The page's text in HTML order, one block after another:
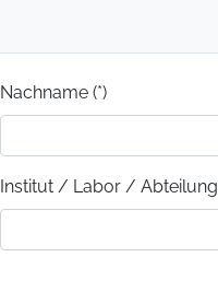
Nachname (*)
Institut / Labor / Abteilung